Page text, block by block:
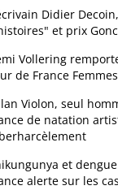
Didier
et prix
Vollering
de France Femmes
Violon, seul
de natation
et
alerte sur les